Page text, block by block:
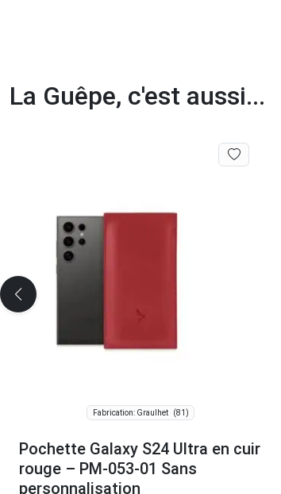
La Guêpe, c'est aussi...
Fabrication: Graulhet (81)
Pochette Galaxy S24 Ultra en cuir
rouge – PM-053-01 Sans
personnalisation